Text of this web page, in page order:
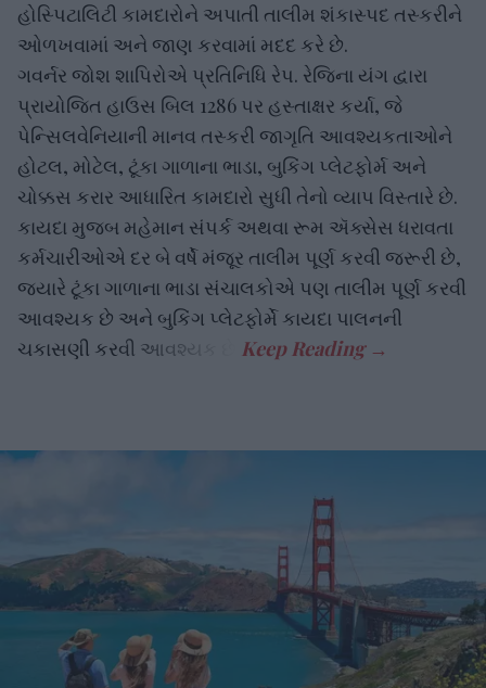
હોસ્પિટાલિટી કામદારોને અપાતી તાલીમ શંકાસ્પદ તસ્કરીને
ઓળખવામાં અને જાણ કરવામાં મદદ કરે છે.
ગવર્નર જોશ શાપિરોએ પ્રતિનિધિ રેપ. રેજિના યંગ દ્વારા
પ્રાયોજિત હાઉસ બિલ 1286 પર હસ્તાક્ષર કર્યા, જે
પેન્સિલવેનિયાની માનવ તસ્કરી જાગૃતિ આવશ્યકતાઓને
હોટલ, મોટેલ, ટૂંકા ગાળાના ભાડા, બુકિંગ પ્લેટફોર્મ અને
ચોક્કસ કરાર આધારિત કામદારો સુધી તેનો વ્યાપ વિસ્તારે છે.
કાયદા મુજબ મહેમાન સંપર્ક અથવા રૂમ ઍક્સેસ ધરાવતા
કર્મચારીઓએ દર બે વર્ષે મંજૂર તાલીમ પૂર્ણ કરવી જરૂરી છે,
જ્યારે ટૂંકા ગાળાના ભાડા સંચાલકોએ પણ તાલીમ પૂર્ણ કરવી
આવશ્યક છે અને બુકિંગ પ્લેટફોર્મે કાયદા પાલનની
ચકાસણી કરવી આવશ્યક છે.